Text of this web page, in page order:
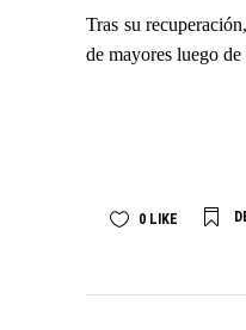
Tras su
de mayores luego
0 LIKE